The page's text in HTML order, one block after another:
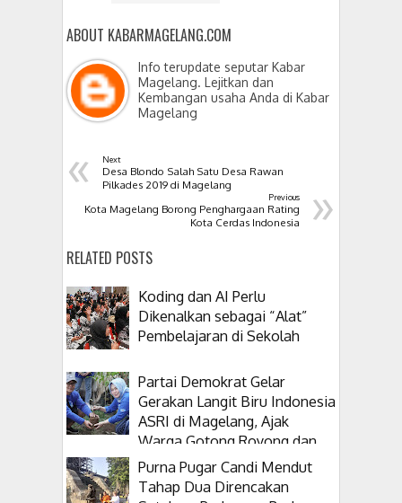
ABOUT KABARMAGELANG.COM
Info terupdate seputar Kabar
Magelang. Lejitkan dan
Kembangan usaha Anda di Kabar
Magelang
« Next
Desa Blondo Salah Satu Desa Rawan
Pilkades 2019 di Magelang
»
Previous
Kota Magelang Borong Penghargaan Rating
Kota Cerdas Indonesia
RELATED POSTS
Koding dan AI Perlu
Dikenalkan sebagai “Alat”
Pembelajaran di Sekolah
Partai Demokrat Gelar
Gerakan Langit Biru Indonesia
ASRI di Magelang, Ajak
Warga Gotong Royong dan
Tanam Pohon
Purna Pugar Candi Mendut
Tahap Dua Direncakan